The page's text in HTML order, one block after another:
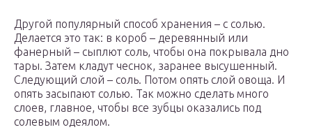
Другой популярный способ хранения – с солью.
Делается это так: в короб – деревянный или
фанерный – сыплют соль, чтобы она покрывала дно
тары. Затем кладут чеснок, заранее высушенный.
Следующий слой – соль. Потом опять слой овоща. И
опять засыпают солью. Так можно сделать много
слоев, главное, чтобы все зубцы оказались под
солевым одеялом.